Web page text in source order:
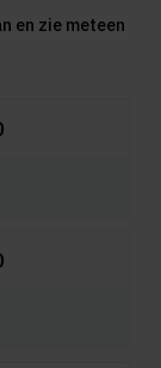
en zie meteen